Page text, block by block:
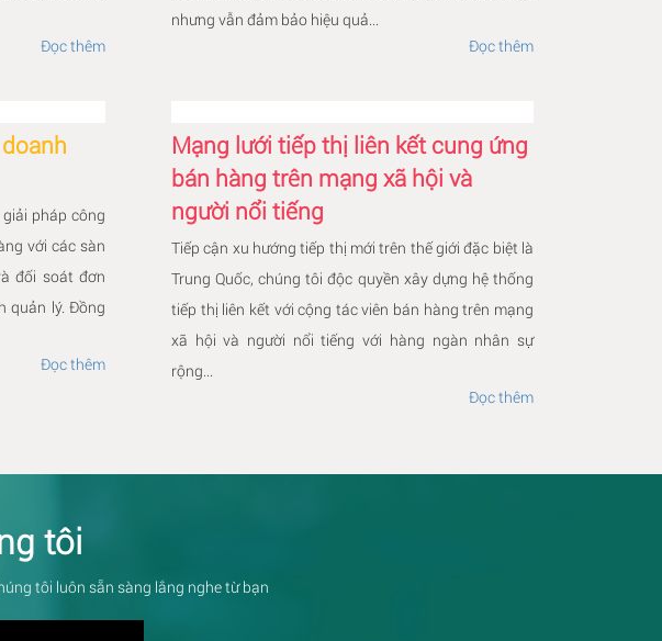
Đọc thêm
nhưng vẫn đảm bảo hiệu quả...
Đọc thêm
pháp công
với các sàn
đối soát đơn
quản lý. Đồng
Đọc thêm
Mạng lưới tiếp thị liên kết cung ứng
bán hàng trên mạng xã hội và
người nổi tiếng
Tiếp cận xu hướng tiếp thị mới trên thế giới đặc biệt là
Trung Quốc, chúng tôi độc quyền xây dựng hệ thống
tiếp thị liên kết với cộng tác viên bán hàng trên mạng
xã hội và người nổi tiếng với hàng ngàn nhân sự
rộng...
Đọc thêm
tôi
tôi luôn sẵn sàng lắng nghe từ bạn